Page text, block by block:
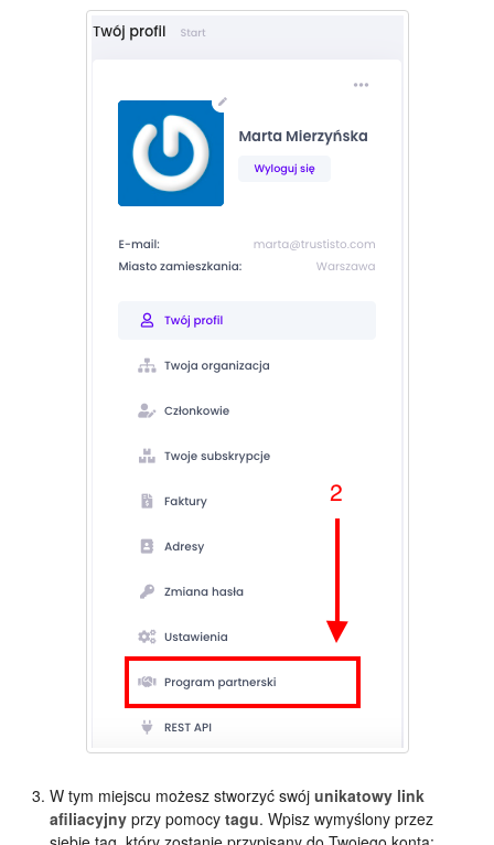
W tym miejscu możesz stworzyć swój unikatowy link
afiliacyjny przy pomocy tagu. Wpisz wymyślony przez